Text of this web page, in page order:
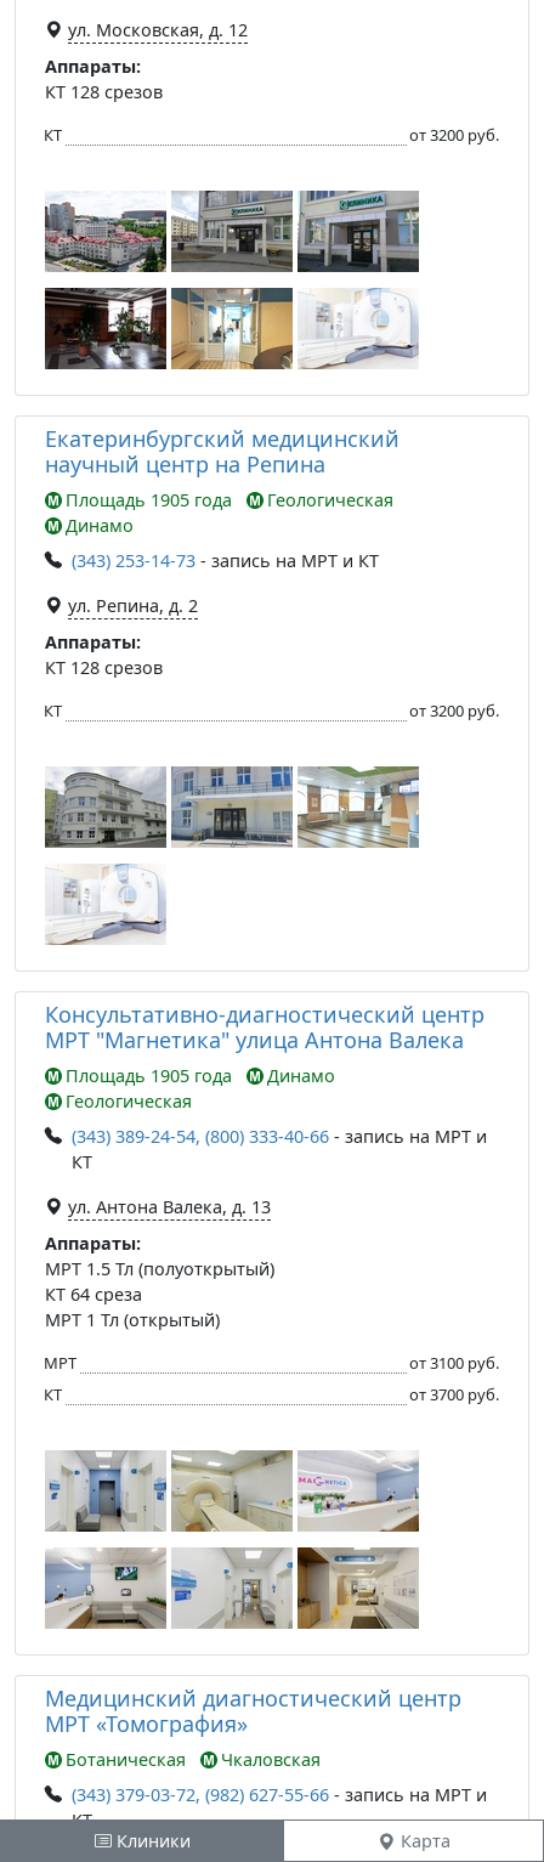
ул. Московская, д. 12
Аппараты:
КТ 128 срезов
КТ от 3200 руб.
Екатеринбургский медицинский
научный центр на Репина
Площадь 1905 года
Геологическая
Динамо
(343) 253-14-73 - запись на МРТ и КТ
ул. Репина, д. 2
Аппараты:
КТ 128 срезов
КТ от 3200 руб.
Консультативно-диагностический центр
МРТ "Магнетика" улица Антона Валека
Площадь 1905 года
Динамо
Геологическая
(343) 389-24-54, (800) 333-40-66 - запись на МРТ и
КТ
ул. Антона Валека, д. 13
Аппараты:
МРТ 1.5 Тл (полуоткрытый)
КТ 64 среза
МРТ 1 Тл (открытый)
МРТ
от 3100 руб.
КТ
от 3700 руб.
Медицинский диагностический центр
МРТ «Томография»
Ботаническая
Чкаловская
(343) 379-03-72, (982) 627-55-66 - запись на МРТ и
КТ
Клиники Карта